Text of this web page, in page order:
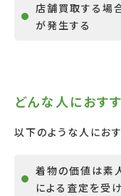
店舗買取する場
が発生する
どんな人におす
以下のような人におす
着物の価値は素
による査定を受